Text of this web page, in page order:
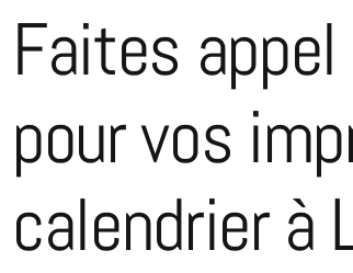
Faites
pour vos
calendrier à